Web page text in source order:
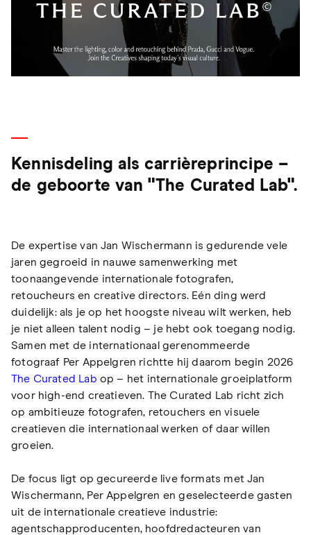
Kennisdeling als carrièreprincipe –
de geboorte van "The Curated Lab".
De expertise van Jan Wischermann is gedurende vele
jaren gegroeid in nauwe samenwerking met
toonaangevende internationale fotografen,
retoucheurs en creative directors. Eén ding werd
duidelijk: als je op het hoogste niveau wilt werken, heb
je niet alleen talent nodig – je hebt ook toegang nodig.
Samen met de internationaal gerenommeerde
fotograaf Per Appelgren richtte hij daarom begin 2026
The Curated Lab op – het internationale groeiplatform
voor high-end creatieven. The Curated Lab richt zich
op ambitieuze fotografen, retouchers en visuele
creatieven die internationaal werken of daar willen
groeien.
De focus ligt op gecureerde live formats met Jan
Wischermann, Per Appelgren en geselecteerde gasten
uit de internationale creatieve industrie:
agentschapproducenten, hoofdredacteuren van